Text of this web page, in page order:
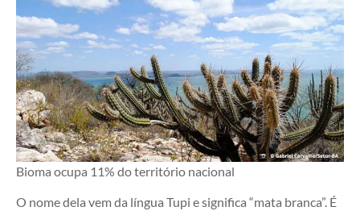
Bioma ocupa 11% do território nacional
O nome dela vem da língua Tupi e significa “mata branca”. É